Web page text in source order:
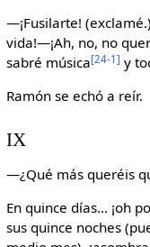
—¡Fusilarte!
vida!—¡Ah, no, no
sabré música[24-1] y
Ramón se echó a reír.
IX
—¿Qué más queréis
En quince días... ¡oh
sus quince noches